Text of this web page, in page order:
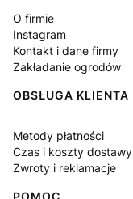
O firmie
Instagram
Kontakt i dane firmy
Zakładanie ogrodów
OBSŁUGA KLIENTA
Metody płatności
Czas i koszty dostawy
Zwroty i reklamacje
POMOC